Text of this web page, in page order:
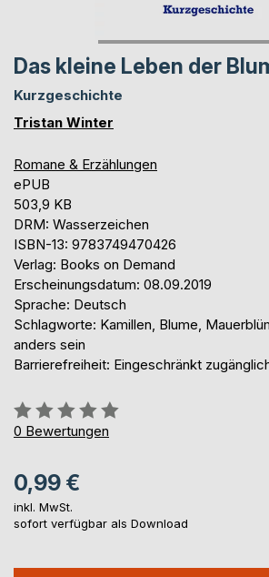
Das kleine Leben der
Kurzgeschichte
Tristan Winter
Romane & Erzählungen
ePUB
503,9 KB
DRM: Wasserzeichen
ISBN-13: 9783749470426
Verlag: Books on Demand
Erscheinungsdatum: 08.09.2019
Sprache: Deutsch
Schlagworte: Kamillen, Blume,
anders sein
Barrierefreiheit: Eingeschränkt
Bewertung::
0%
0 Bewertungen
0,99 €
inkl. MwSt.
sofort verfügbar als Download